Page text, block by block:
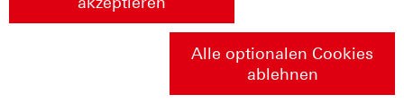
Alle optionalen Cookies
ablehnen